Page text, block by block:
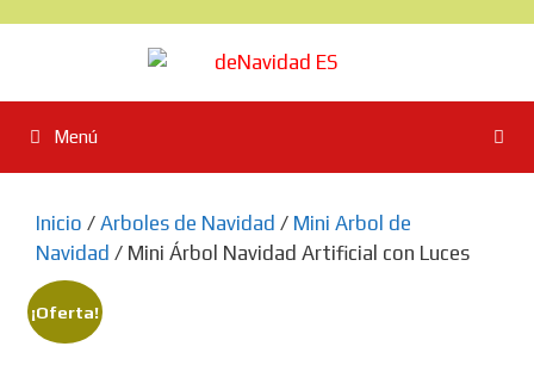
Menú
Inicio / Arboles de Navidad / Mini Arbol de
Navidad / Mini Árbol Navidad Artificial con Luces
¡Oferta!